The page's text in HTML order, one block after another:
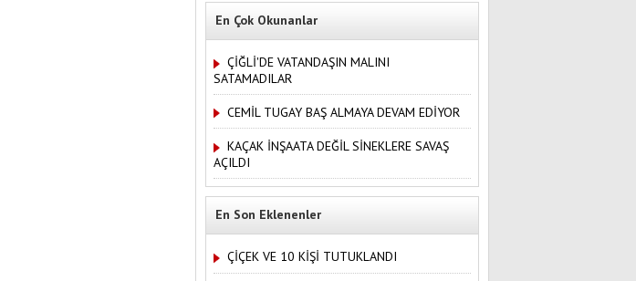
En Çok Okunanlar
ÇİĞLİ'DE VATANDAŞIN MALINI
SATAMADILAR
CEMİL TUGAY BAŞ ALMAYA DEVAM EDİYOR
KAÇAK İNŞAATA DEĞİL SİNEKLERE SAVAŞ
AÇILDI
En Son Eklenenler
ÇİÇEK VE 10 KİŞİ TUTUKLANDI